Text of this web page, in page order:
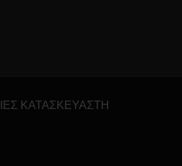
ΚΑΤΑΣΚΕΥΑΣΤΉ